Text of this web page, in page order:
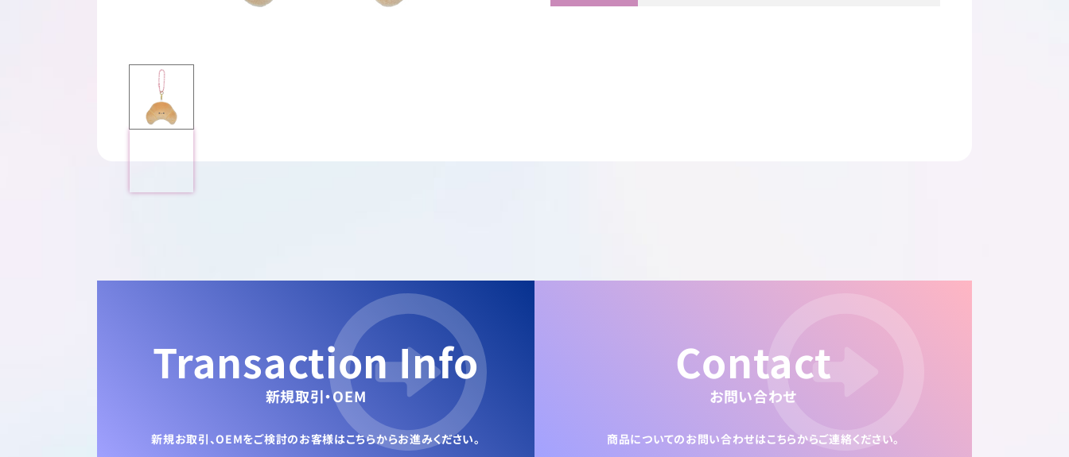
Transaction Info
新規取引・OEM
新規お取引、OEMをご検討のお客様はこちらからお進みください。
Contact
お問い合わせ
商品についてのお問い合わせはこちらからご連絡ください。